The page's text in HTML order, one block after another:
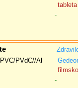
tableta
-
PVdC//Al
-